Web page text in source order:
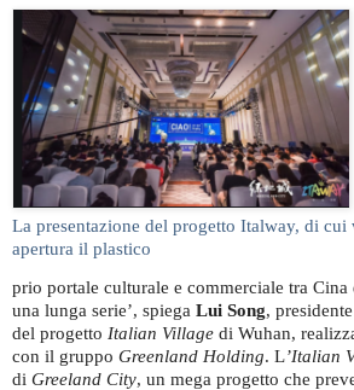
La presentazione del progetto Italway, di cui
apertura il plastico
prio portale culturale e commerciale tra
una lunga serie’, spiega Lui Song,
del progetto Italian Village di Wuhan,
con il gruppo Greenland Holding. L’Italian
di Greeland City, un mega progetto che